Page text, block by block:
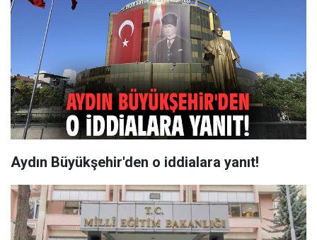
Aydın Büyükşehir'den o iddialara yanıt!